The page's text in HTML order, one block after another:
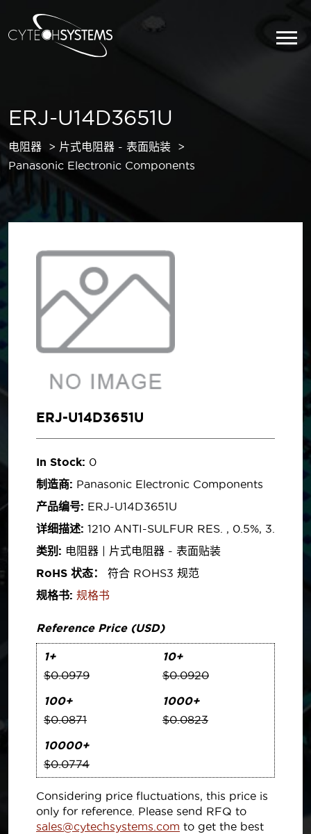
ERJ-U14D3651U
电阻器
片式电阻器 - 表面贴装
Panasonic Electronic Components
ERJ-U14D3651U
In Stock: 0
制造商: Panasonic Electronic Components
产品编号: ERJ-U14D3651U
详细描述: 1210 ANTI-SULFUR RES. , 0.5%, 3.
类别: 电阻器 | 片式电阻器 - 表面贴装
RoHS 状态：
符合 ROHS3 规范
规格书: 规格书
Reference Price (USD)
1+
$0.0979
10+
$0.0920
100+
$0.0871
1000+
$0.0823
10000+
$0.0774
Considering price fluctuations, this price is
only for reference. Please send RFQ to
sales@cytechsystems.com to get the best